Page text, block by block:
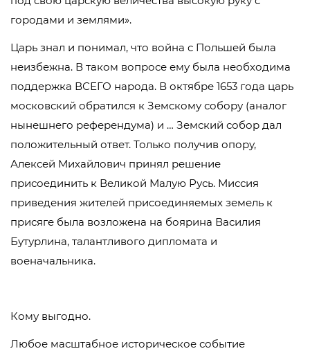
городами и землями».
Царь знал и понимал, что война с Польшей была
неизбежна. В таком вопросе ему была необходима
поддержка ВСЕГО народа. В октябре 1653 года царь
московский обратился к Земскому собору (аналог
нынешнего референдума) и … Земский собор дал
положительный ответ. Только получив опору,
Алексей Михайлович принял решение
присоединить к Великой Малую Русь. Миссия
приведения жителей присоединяемых земель к
присяге была возложена на боярина Василия
Бутурлина, талантливого дипломата и
военачальника.
Кому выгодно.
Любое масштабное историческое событие